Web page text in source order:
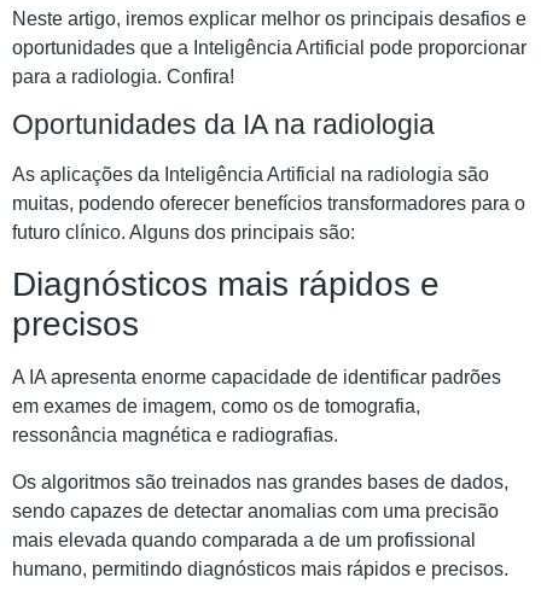
Neste artigo, iremos explicar melhor os principais desafios e
oportunidades que a Inteligência Artificial pode proporcionar
para a radiologia. Confira!
Oportunidades da IA na radiologia
As aplicações da Inteligência Artificial na radiologia são
muitas, podendo oferecer benefícios transformadores para o
futuro clínico. Alguns dos principais são:
Diagnósticos mais rápidos e
precisos
A IA apresenta enorme capacidade de identificar padrões
em exames de imagem, como os de tomografia,
ressonância magnética e radiografias.
Os algoritmos são treinados nas grandes bases de dados,
sendo capazes de detectar anomalias com uma precisão
mais elevada quando comparada a de um profissional
humano, permitindo diagnósticos mais rápidos e precisos.